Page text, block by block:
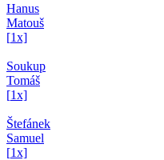
Hanus
Matouš
[1x]
Soukup
Tomáš
[1x]
Štefánek
Samuel
[1x]